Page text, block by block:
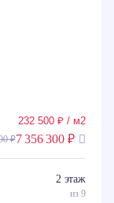
232 500 ₽ / м2
₽7 356 300 ₽
2 этаж
из 9